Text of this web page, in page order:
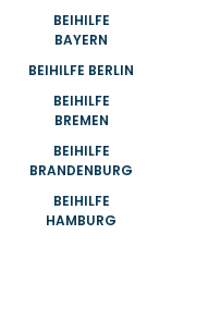
BEIHILFE
BAYERN
BEIHILFE BERLIN
BEIHILFE
BREMEN
BEIHILFE
BRANDENBURG
BEIHILFE
HAMBURG